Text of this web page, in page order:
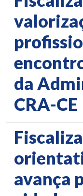
da
CRA-CE
avança